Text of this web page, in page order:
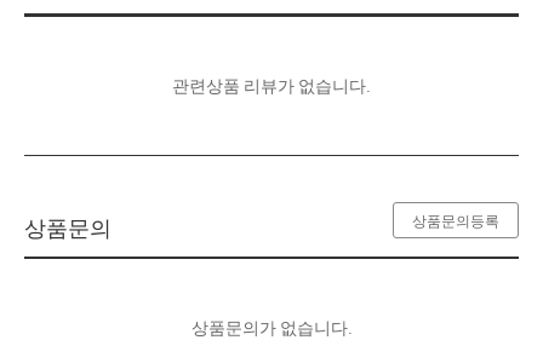
관련상품 리뷰가 없습니다.
상품문의 상품문의등록
상품문의가 없습니다.